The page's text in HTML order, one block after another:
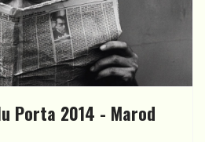
Porta 2014 - Marod